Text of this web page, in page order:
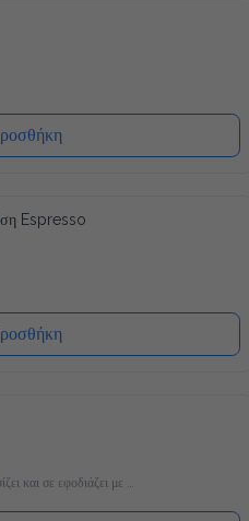
και σε εφοδιάζει με
υγιεινά υλικά όπως
το οποίο σε